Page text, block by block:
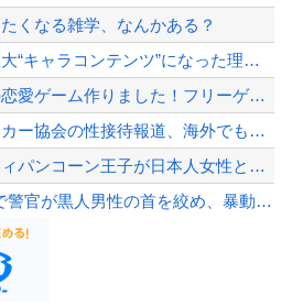
くなる雑学、なんかある？
『ちいかわ』が巨大“キャラコンテンツ”になった理由ｗｗｗｗｗｗｗｗｗｗｗ
「ソウルライクの恋愛ゲーム作りました！フリーゲームです」→女の子と会話して「弱攻撃」...
韓国人「韓国サッカー協会の性接待報道、海外でも大騒ぎに・・・2002年W杯4強の記録...
【動画】タイのティパンコーン王子が日本人女性とデートか？
【緊急速報】NYで警官が黒人男性の首を絞め、暴動第二波不可避へ